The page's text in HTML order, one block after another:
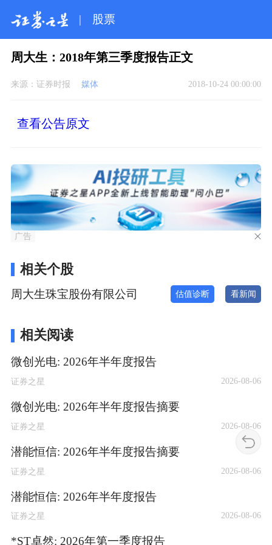
| 股票
周大生：2018年第三季度报告正文
来源： 证券时报 媒体 2018-10-24 00:00:00
查看公告原文
广告
相关个股
周大生珠宝股份有限公司 估值诊断 看新闻
相关阅读
微创光电: 2026年半年度报告
证券之星 2026-08-06
微创光电: 2026年半年度报告摘要
证券之星 2026-08-06
潜能恒信: 2026年半年度报告摘要
证券之星 2026-08-06
潜能恒信: 2026年半年度报告
证券之星 2026-08-06
*ST卓然: 2026年第一季度报告